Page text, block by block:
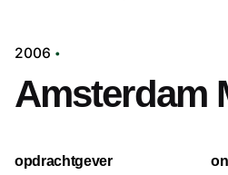
2006
Amsterdam
opdrachtgever